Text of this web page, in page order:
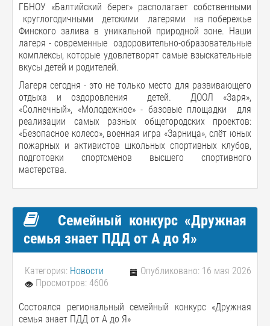
ГБНОУ «Балтийский берег» располагает собственными
круглогодичными детскими лагерями на побережье
Финского залива в уникальной природной зоне. Наши
лагеря - современные оздоровительно-образовательные
комплексы, которые удовлетворят самые взыскательные
вкусы детей и родителей.
Лагеря сегодня - это не только место для развивающего
отдыха и оздоровления детей. ДООЛ «Заря»,
«Солнечный», «Молодежное» - базовые площадки для
реализации самых разных общегородских проектов:
«Безопасное колесо», военная игра «Зарница», слёт юных
пожарных и активистов школьных спортивных клубов,
подготовки спортсменов высшего спортивного
мастерства.
Семейный конкурс «Дружная
семья знает ПДД от А до Я»
Категория: Новости
Опубликовано: 16 мая 2026
Просмотров: 4606
Состоялся региональный семейный конкурс «Дружная
семья знает ПДД от А до Я»